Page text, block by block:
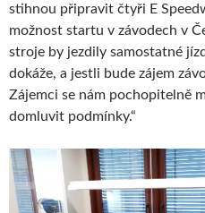
stihnou připravit čtyři E
možnost startu v závodech v
stroje by jezdily samostatné
dokáže, a jestli bude zájem
Zájemci se nám pochopitelně
domluvit podmínky.“